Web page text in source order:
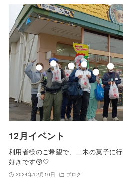
12月イベント
利用者様のご希望で、二木の菓子に
好きです😚🤍
2024年12月10日 ブログ